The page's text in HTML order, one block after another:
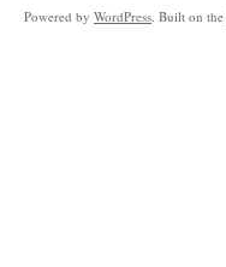
Powered by WordPress. Built on the